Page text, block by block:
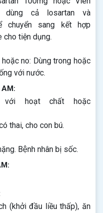
dùng cả losartan và
chuyển sang kết hợp
tiện dụng.
no: Dùng trong hoặc
với nước.
hoạt chất hoặc
thai, cho con bú.
Bệnh nhân bị sốc.
(khởi đầu liều thấp), ăn